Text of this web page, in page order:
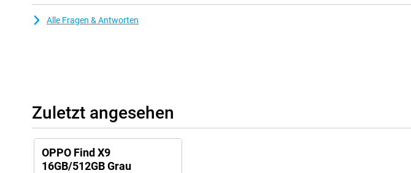
Alle Fragen & Antworten
Zuletzt angesehen
OPPO Find X9
16GB/512GB Grau